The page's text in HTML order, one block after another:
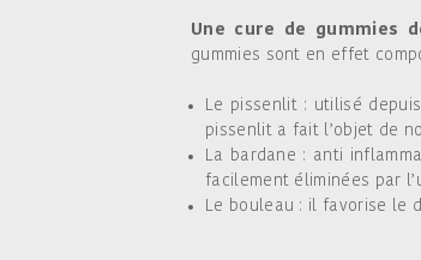
Une cure de gummies
gummies sont en effet
Le pissenlit : utilisé
pissenlit a fait l’objet de
La bardane : anti
facilement éliminées par
Le bouleau : il favorise le